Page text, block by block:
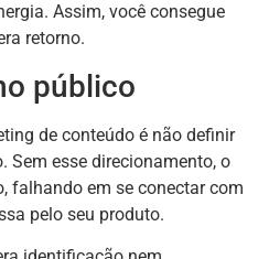
Assim, você consegue
retorno.
público
de conteúdo é não definir
Sem esse direcionamento, o
falhando em se conectar com
pelo seu produto.